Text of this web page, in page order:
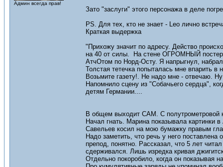
Админ всегда прав!
Зато "заслуги" этого персонажа в деле
PS. Для тех, кто не знает - Leo лично
Краткая выдержка
"Прихожу значит по адресу. Действо
на 40 от силы. На стене ОГРОМНЫЙ постер
АтчОтом по Норд-Осту. Я напрыгнул,
Толстая тетечка попыталась мне впарить
Возьмите газету!. Не надо мне - отвечаю.
Напомнило сцену из "Собачьего сердца",
детям Германии....
В общем выходит САМ. С полутрометровой
Начал гнать. Марина показывала картинки
Савельев косил на мою бумажку правым
Надо заметить, что речь у него поставлена
препод, понятно. Рассказал, что 5 лет
сдерживался. Лишь изредка кривая
Отдельно покоробило, когда он показывая